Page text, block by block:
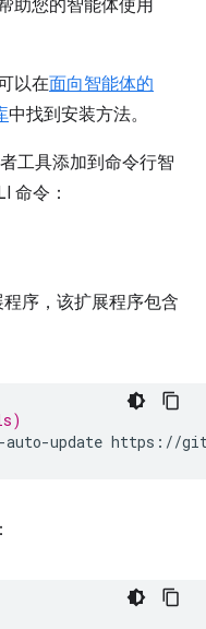
助您的智能体使用
以在面向智能体的
中找到安装方法。
工具添加到命令行智
命令：
序，该扩展程序包含
update